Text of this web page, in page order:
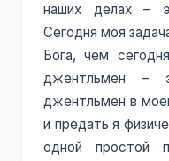
наших делах –
Сегодня моя
Бога, чем
джентльмен –
джентльмен в
и предать я
одной простой